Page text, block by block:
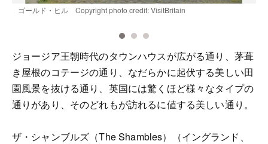
ゴールド・ヒル Copyright photo credit: VisitBritain
ジョージア王朝時代のタウンハウスが広がる通り、茅葺
き屋根のコテージの通り、なだらかに起伏する美しい田
園風景を抜ける通り、英国には驚くほど様々なタイプの
通りがあり、そのどれもが訪れるに値する美しい通り。
ザ・シャンブルズ（The Shambles）（イングランド、